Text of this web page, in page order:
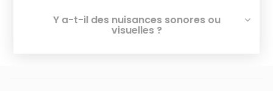
Y a-t-il des nuisances sonores ou
visuelles ?